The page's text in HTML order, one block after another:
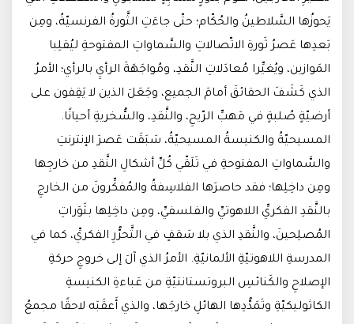
يَحوزُها السَّلاطينُ والحُكّام؛ حتّى جاءَتِ الثَّورةُ الفرنسيّةُ، ومِن
بَعدِها عَصرُ ثَورةِ الاتّصالاتِ والسَّماواتِ المفتوحةِ ليُقلِبا
المَوازين، ويُغيِّرا مُعادَلاتِ النَّقدِ، ومُواجَهَةَ الرأيِ بالرأي؛ الأمرُ
الذي كَشَفَ الحقائقَ أمامَ الجميع، وجَعَلَ الذين لا يَقِفون على
أرضيّةٍ صُلبةٍ في مَهبِّ الرّيحِ، والنَّقدِ، والسُّخريةِ أحيانًا.
المسيحيّةُ والكنيسةُ المسيحيّةُ، سَبَقَت عَصرَ الإنترنتِ
والسَّماواتِ المفتوحةِ في تَلَقّي كُلِّ أشكالِ النَّقدِ من خارجِها
ومِن داخِلِها؛ فقد حاصرَها الفلاسِفةُ والمُفكِّرونَ من الخارجِ
بالنَّقدِ الفكريِّ اللاهوتيِّ والفلسفيِّ، ومِن داخِلِها بثَوَراتِ
المُصلِحينَ، والنَّقدِ الذي بلا سَقفٍ في التَّحرُّرِ الفكريِّ، كما في
المدرسةِ اللاهوتيّةِ الألمانيّةِ. الأمرُ الذي آلَ إلى خروجِ حركةِ
الإصلاحِ والكَنائسِ البروتستانتيّةِ من عَباءةِ الكنيسةِ
الكاثوليكيّةِ وتَمَدُّدِها الهائلِ خارجَها، والذي أَعقَبَه لاحقًا مجمعُ